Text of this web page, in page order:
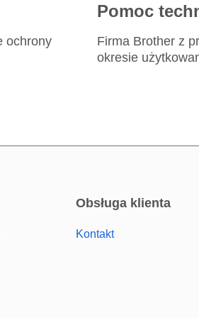
ochrony
Pomoc
Firma Brother z
okresie
obsługa klienta
Kontakt